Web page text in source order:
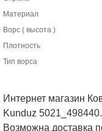
Материал
Ворс ( высота )
Плотность
Тип ворса
Интернет магазин
Kunduz 5021_498440.
Возможна доставка